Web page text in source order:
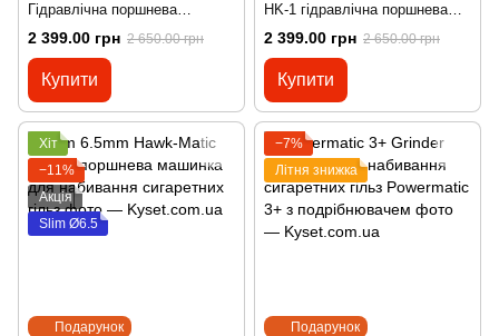
Гідравлічна поршнева
машинка для набивання
сигаретних гільз
2 399.00 грн 2 650.00 грн
Купити
HK-1 гідравлічна поршнева
машинка для набивання
сигаретних гільз
2 399.00 грн 2 650.00 грн
Купити
Подарунок
Хіт
−11%
Акція
Slim Ø6.5
Подарунок
−7%
Літня знижка